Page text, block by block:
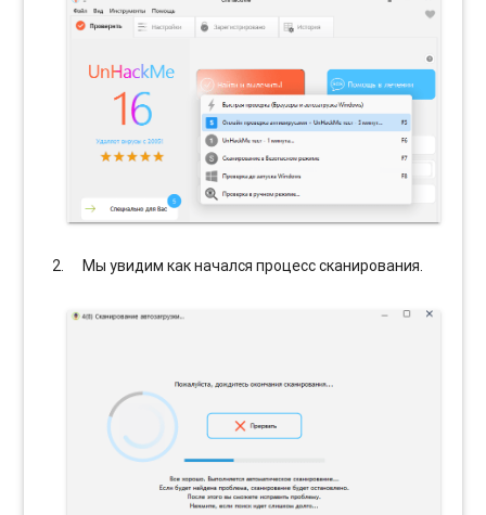
Мы увидим как начался процесс сканирования.